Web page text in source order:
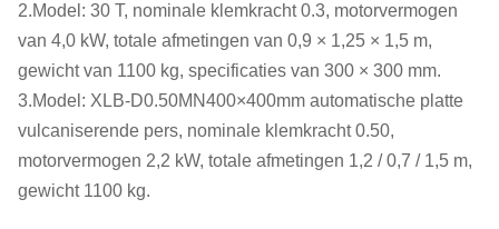
2.Model: 30 T, nominale klemkracht 0.3, motorvermogen
van 4,0 kW, totale afmetingen van 0,9 × 1,25 × 1,5 m,
gewicht van 1100 kg, specificaties van 300 × 300 mm.
3.Model: XLB-D0.50MN400×400mm automatische platte
vulcaniserende pers, nominale klemkracht 0.50,
motorvermogen 2,2 kW, totale afmetingen 1,2 / 0,7 / 1,5 m,
gewicht 1100 kg.